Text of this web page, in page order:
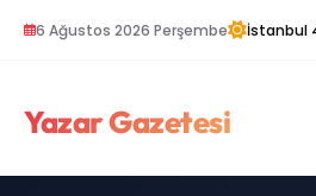
6 Ağustos 2026 Perşembe İstanbul
Yazar Gazetesi